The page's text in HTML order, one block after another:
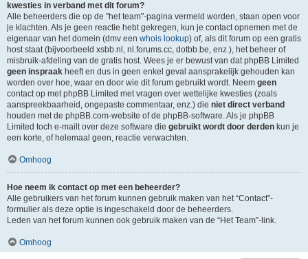
kwesties in verband met dit forum?
Alle beheerders die op de "het team"-pagina vermeld worden, staan open voor
je klachten. Als je geen reactie hebt gekregen, kun je contact opnemen met de
eigenaar van het domein (dmv een whois lookup) of, als dit forum op een gratis
host staat (bijvoorbeeld xsbb.nl, nl.forums.cc, dotbb.be, enz.), het beheer of
misbruik-afdeling van de gratis host. Wees je er bewust van dat phpBB Limited
geen inspraak heeft en dus in geen enkel geval aansprakelijk gehouden kan
worden over hoe, waar en door wie dit forum gebruikt wordt. Neem geen
contact op met phpBB Limited met vragen over wettelijke kwesties (zoals
aanspreekbaarheid, ongepaste commentaar, enz.) die niet direct verband
houden met de phpBB.com-website of de phpBB-software. Als je phpBB
Limited toch e-mailt over deze software die gebruikt wordt door derden kun je
een korte, of helemaal geen, reactie verwachten.
Omhoog
Hoe neem ik contact op met een beheerder?
Alle gebruikers van het forum kunnen gebruik maken van het “Contact”-
formulier als deze optie is ingeschakeld door de beheerders.
Leden van het forum kunnen ook gebruik maken van de “Het Team”-link.
Omhoog